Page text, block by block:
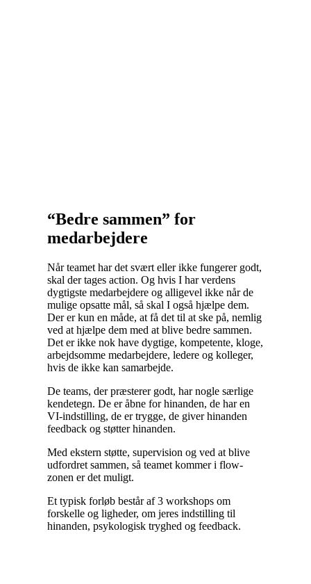
“Bedre sammen” for
medarbejdere
Når teamet har det svært eller ikke fungerer godt,
skal der tages action. Og hvis I har verdens
dygtigste medarbejdere og alligevel ikke når de
mulige opsatte mål, så skal I også hjælpe dem.
Der er kun en måde, at få det til at ske på, nemlig
ved at hjælpe dem med at blive bedre sammen.
Det er ikke nok have dygtige, kompetente, kloge,
arbejdsomme medarbejdere, ledere og kolleger,
hvis de ikke kan samarbejde.
De teams, der præsterer godt, har nogle særlige
kendetegn. De er åbne for hinanden, de har en
VI-indstilling, de er trygge, de giver hinanden
feedback og støtter hinanden.
Med ekstern støtte, supervision og ved at blive
udfordret sammen, så teamet kommer i flow-
zonen er det muligt.
Et typisk forløb består af 3 workshops om
forskelle og ligheder, om jeres indstilling til
hinanden, psykologisk tryghed og feedback.